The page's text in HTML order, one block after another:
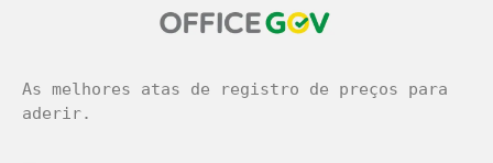
As melhores atas de registro de preços para
aderir.